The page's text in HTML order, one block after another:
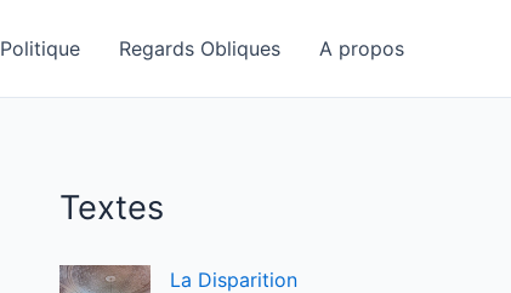
Politique Regards Obliques A propos
Textes
La Disparition